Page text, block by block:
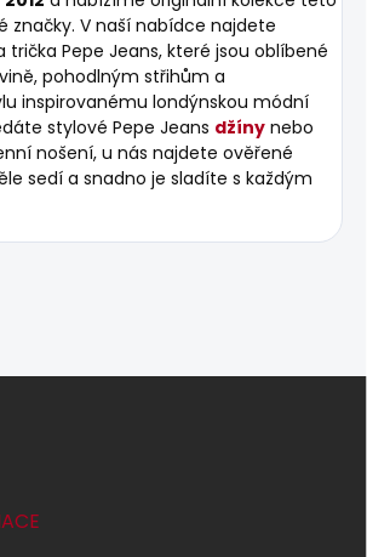
značky. V naší nabídce najdete
Pepe Jeans, které jsou oblíbené
pohodlným střihům a
inspirovanému londýnskou módní
stylové Pepe Jeans džíny nebo
nošení, u nás najdete ověřené
sedí a snadno je sladíte s každým